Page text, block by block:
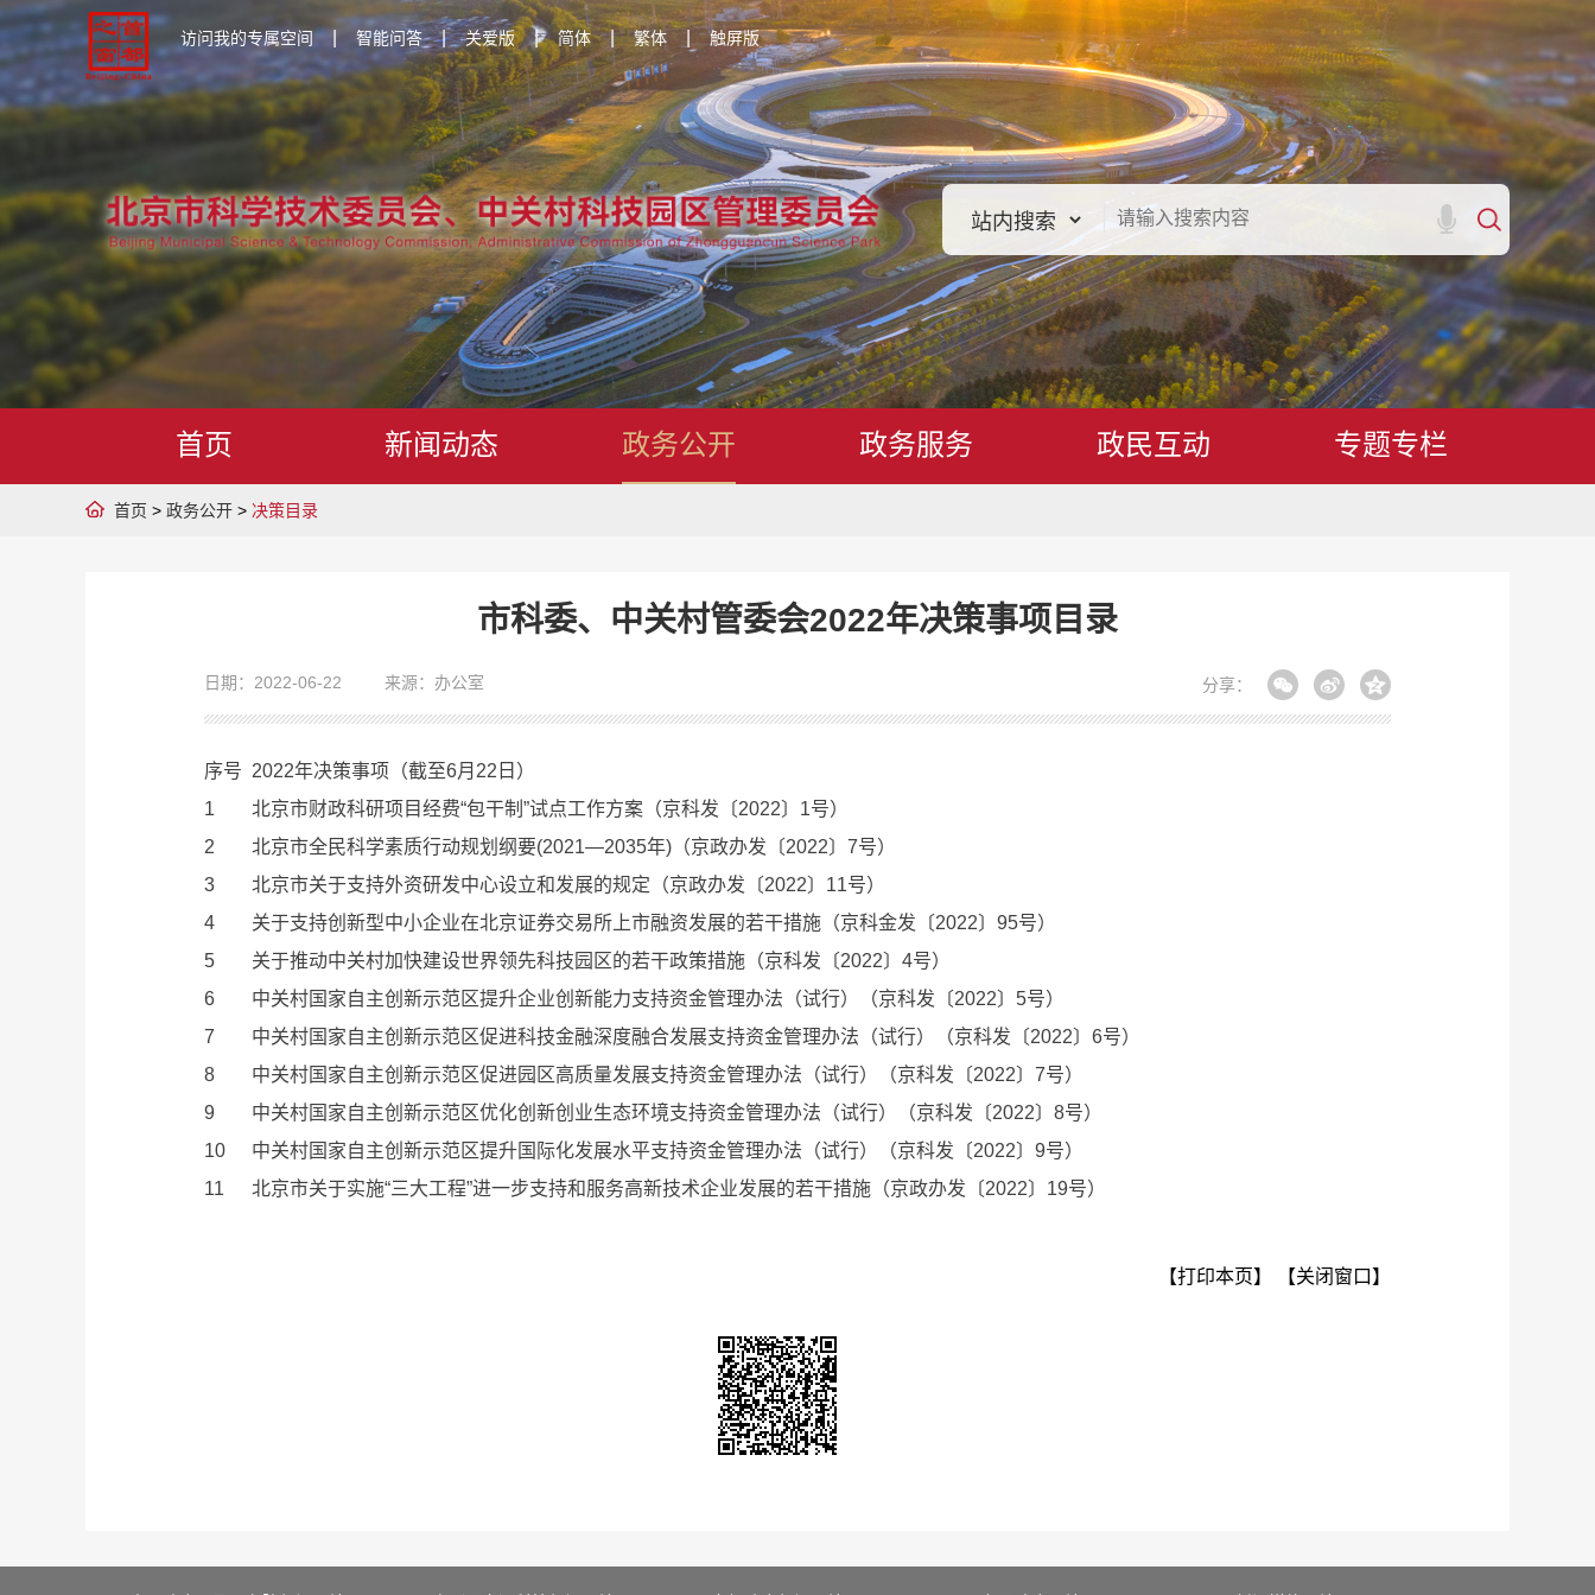
访问我的专属空间 智能问答 | 关爱版 | 简体 | 繁体 触屏版
首页 新闻动态 政务公开 政务服务 政民互动 专题专栏
首页 > 政务公开 > 决策目录
市科委、中关村管委会2022年决策事项目录
日期：2022-06-22 来源：办公室 分享：
序号 2022年决策事项（截至6月22日）
1
北京市财政科研项目经费“包干制”试点工作方案（京科发〔2022〕1号）
2
北京市全民科学素质行动规划纲要(2021—2035年)（京政办发〔2022〕7号）
3
北京市关于支持外资研发中心设立和发展的规定（京政办发〔2022〕11号）
4
关于支持创新型中小企业在北京证券交易所上市融资发展的若干措施（京科金发〔2022〕95号）
5
关于推动中关村加快建设世界领先科技园区的若干政策措施（京科发〔2022〕4号）
6
中关村国家自主创新示范区提升企业创新能力支持资金管理办法（试行）（京科发〔2022〕5号）
7
中关村国家自主创新示范区促进科技金融深度融合发展支持资金管理办法（试行）（京科发〔2022〕6号）
8
中关村国家自主创新示范区促进园区高质量发展支持资金管理办法（试行）（京科发〔2022〕7号）
9
中关村国家自主创新示范区优化创新创业生态环境支持资金管理办法（试行）（京科发〔2022〕8号）
10
中关村国家自主创新示范区提升国际化发展水平支持资金管理办法（试行）（京科发〔2022〕9号）
11
北京市关于实施“三大工程”进一步支持和服务高新技术企业发展的若干措施（京政办发〔2022〕19号）
【打印本页】 【关闭窗口】